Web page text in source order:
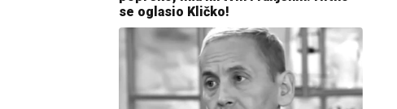
se oglasio Kličko!